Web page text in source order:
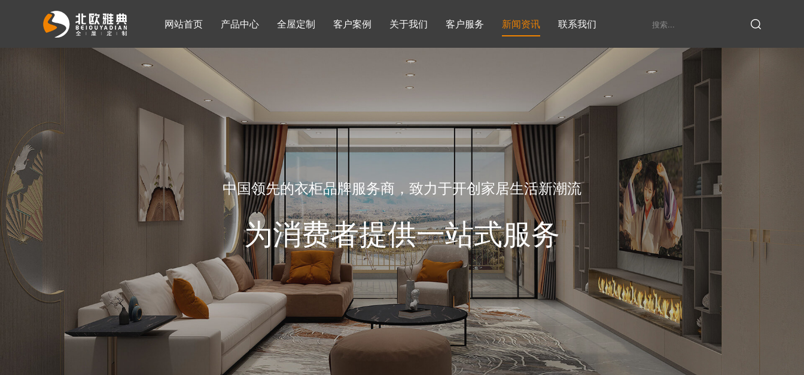
网站首页 产品中心
衣帽间
全屋定制 客户案例
书柜系列 酒柜系列
关于我们
公司简介 发展历程
客户服务 新闻资讯
公司新闻 家具定制厂家
联系我们
中国领先的衣柜品牌服务商，致力于开创家居生活新潮流
为消费者提供一站式服务